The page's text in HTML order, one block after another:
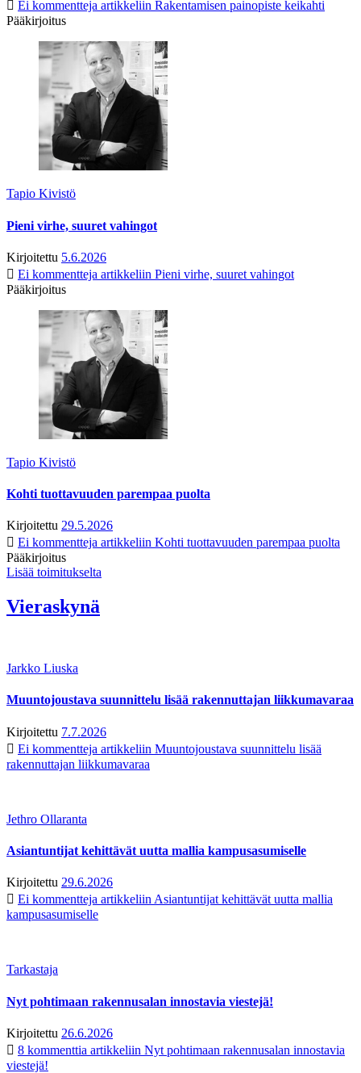
Ei kommentteja artikkeliin Rakentamisen painopiste keikahti
Pääkirjoitus
Tapio Kivistö
Pieni virhe, suuret vahingot
Kirjoitettu 5.6.2026
Ei kommentteja artikkeliin Pieni virhe, suuret vahingot
Pääkirjoitus
Tapio Kivistö
Kohti tuottavuuden parempaa puolta
Kirjoitettu 29.5.2026
Ei kommentteja artikkeliin Kohti tuottavuuden parempaa puolta
Pääkirjoitus
Lisää toimitukselta
Vieraskynä
Jarkko Liuska
Muuntojoustava suunnittelu lisää rakennuttajan liikkumavaraa
Kirjoitettu 7.7.2026
Ei kommentteja artikkeliin Muuntojoustava suunnittelu lisää
rakennuttajan liikkumavaraa
Jethro Ollaranta
Asiantuntijat kehittävät uutta mallia kampusasumiselle
Kirjoitettu 29.6.2026
Ei kommentteja artikkeliin Asiantuntijat kehittävät uutta mallia
kampusasumiselle
Tarkastaja
Nyt pohtimaan rakennusalan innostavia viestejä!
Kirjoitettu 26.6.2026
8 kommenttia artikkeliin Nyt pohtimaan rakennusalan innostavia
viestejä!